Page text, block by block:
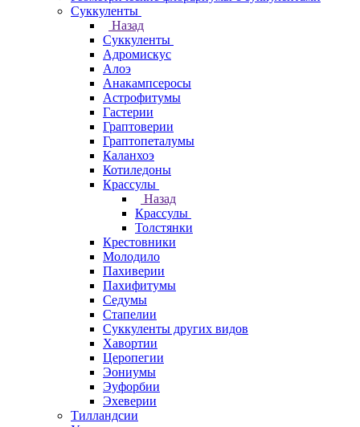
Суккуленты
Назад
Суккуленты
Адромискус
Алоэ
Анакампсеросы
Астрофитумы
Гастерии
Граптоверии
Граптопеталумы
Каланхоэ
Котиледоны
Крассулы
Назад
Крассулы
Толстянки
Крестовники
Молодило
Пахиверии
Пахифитумы
Седумы
Стапелии
Суккуленты других видов
Хавортии
Церопегии
Эониумы
Эуфорбии
Эхеверии
Тилландсии